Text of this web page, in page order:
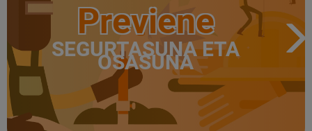
Previene
SEGURTASUNA ETA
OSASUNA